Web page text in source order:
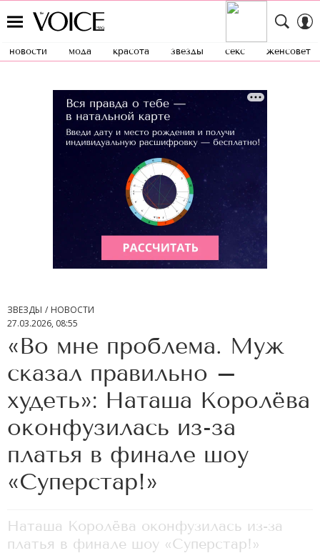
новости мода красота звезды секс женсовет
ЗВЕЗДЫ
НОВОСТИ
27.03.2026, 08:55
«Во мне проблема. Муж
сказал правильно –
худеть»: Наташа Королёва
оконфузилась из-за
платья в финале шоу
«Суперстар!»
Наташа Королёва оконфузилась из-за
платья в финале шоу «Суперстар!»